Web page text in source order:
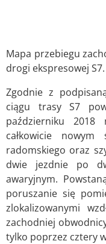
Mapa przebiegu
drogi ekspresowej
Zgodnie z
ciągu trasy S7
październiku 2018
całkowicie
radomskiego oraz
dwie jezdnie po
awaryjnym.
poruszanie się
zlokalizowanymi
zachodniej
tylko poprzez cztery